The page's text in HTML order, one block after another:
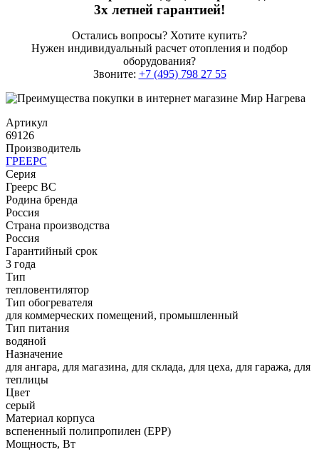
3х летней гарантией!
Остались вопросы? Хотите купить?
Нужен индивидуальный расчет отопления и подбор
оборудования?
Звоните: +7 (495) 798 27 55
Артикул
69126
Производитель
ГРЕЕРС
Серия
Греерс ВС
Родина бренда
Россия
Страна производства
Россия
Гарантийный срок
3 года
Тип
тепловентилятор
Тип обогревателя
для коммерческих помещений, промышленный
Тип питания
водяной
Назначение
для ангара, для магазина, для склада, для цеха, для гаража, для
теплицы
Цвет
серый
Материал корпуса
вспененный полипропилен (ЕРР)
Мощность, Вт